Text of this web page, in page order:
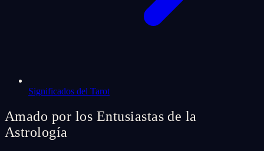
Significados del Tarot
Amado por los Entusiastas de la
Astrología